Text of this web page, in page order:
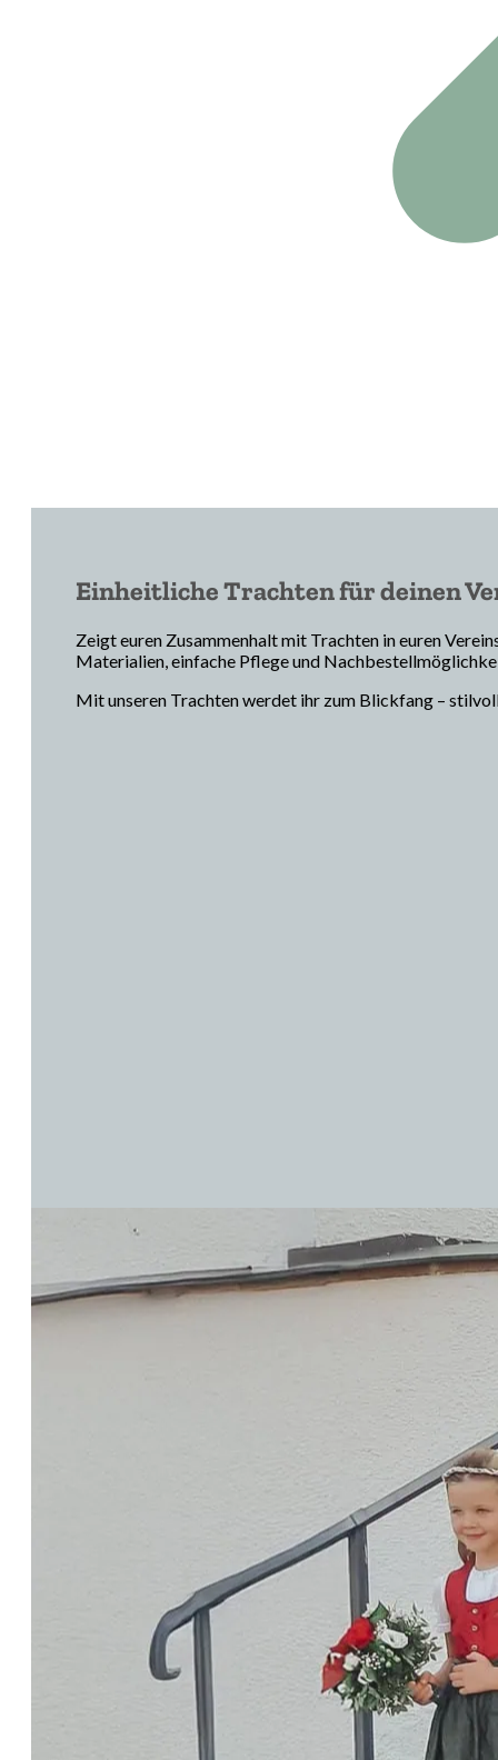
Einheitliche Trachten für deinen
Zeigt euren Zusammenhalt mit Trachten in euren
Materialien, einfache Pflege und
Mit unseren Trachten werdet ihr zum Blickfang –